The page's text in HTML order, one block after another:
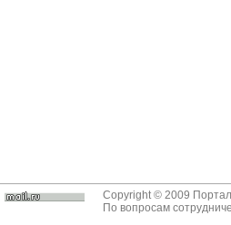
Copyright © 2009
По вопросам